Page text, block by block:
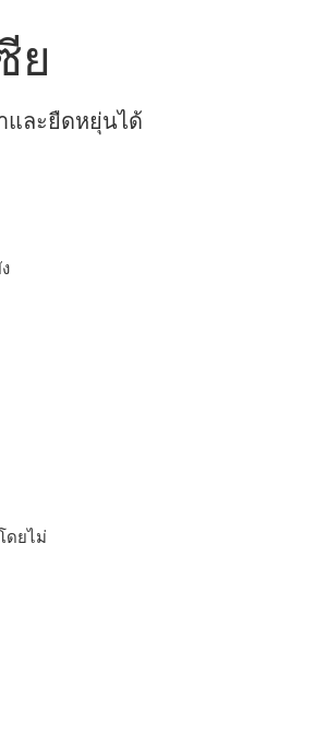
ย
และยืดหยุ่นได้
ดยไม่